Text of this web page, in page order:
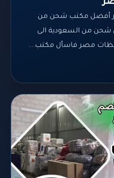
أفضل مكتب شحن من
شحن من السعودية الى
مصر فاسأل مكتب...